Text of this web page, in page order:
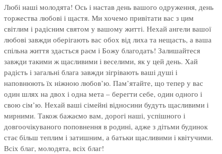
Любі наші молодята! Ось і настав день вашого одруження, день
торжества любові і щастя. Ми хочемо привітати вас з цим
світлим і радісним святом у вашому житті. Нехай ангели вашої
любові завжди оберігають вас обох від лиха та нещасть, а ваша
спільна життя здасться раєм і Божу благодать! Залишайтеся
завжди такими ж щасливими і веселими, як у цей день. Хай
радість і загальні блага завжди зігрівають ваші душі і
наповнюють їх ніжною любов’ю. Пам’ятайте, що тепер у вас
один шлях на двох і одна мета – берегти себе, один одного і
свою сім’ю. Нехай ваші сімейні відносини будуть щасливими і
мирними. Також бажаємо вам, дорогі наші, успішного і
довгоочікуваного поповнення в родині, адже з дітьми будинок
стає більш теплим і затишним, а батьки щасливими і квітучими.
Всіх благ, молодята, всіх благ!